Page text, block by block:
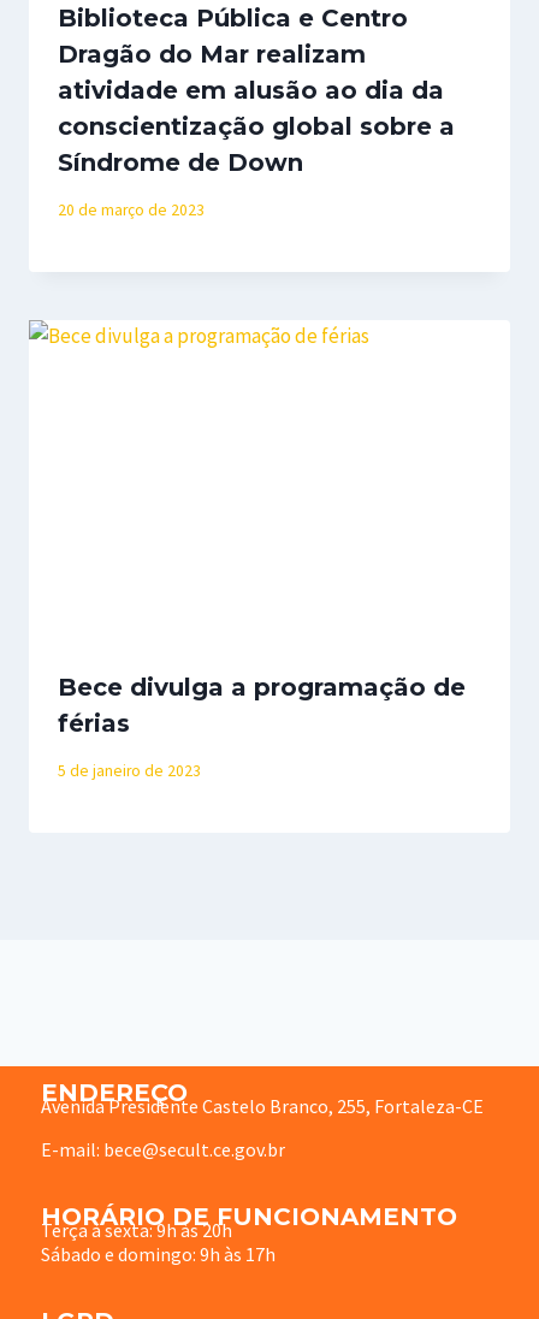
Biblioteca Pública e Centro
Dragão do Mar realizam
atividade em alusão ao dia da
conscientização global sobre a
Síndrome de Down
20 de março de 2023
Bece divulga a programação de
férias
5 de janeiro de 2023
ENDEREÇO
Avenida Presidente Castelo Branco, 255, Fortaleza-CE
E-mail: bece@secult.ce.gov.br
HORÁRIO DE FUNCIONAMENTO
Terça à sexta: 9h às 20h
Sábado e domingo: 9h às 17h